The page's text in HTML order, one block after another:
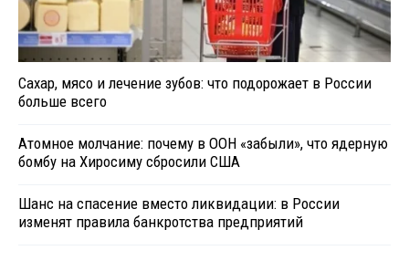
Сахар, мясо и лечение зубов: что подорожает в России
больше всего
Атомное молчание: почему в ООН «забыли», что ядерную
бомбу на Хиросиму сбросили США
Шанс на спасение вместо ликвидации: в России
изменят правила банкротства предприятий